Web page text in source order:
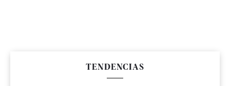
TENDENCIAS